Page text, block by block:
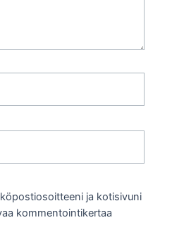
ja kotisivuni
kommentointikertaa